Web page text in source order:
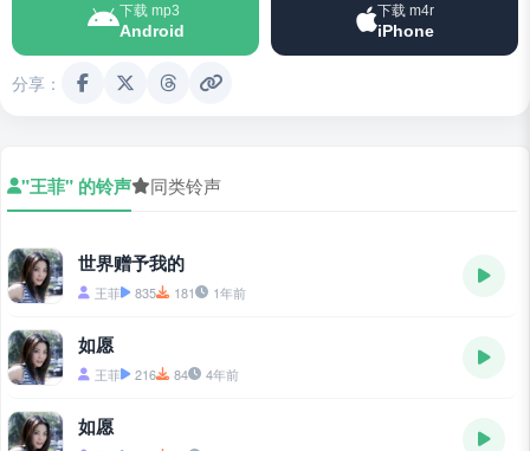
下载 mp3
Android
下载 m4r
iPhone
分享：
"王菲" 的铃声 同类铃声
世界赠予我的
王菲 835 181 1年前
如愿
王菲 216 84 4年前
如愿